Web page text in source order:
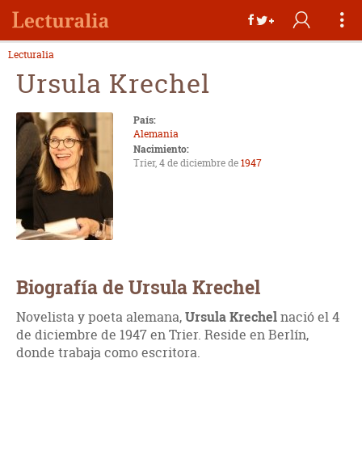
Lecturalia
Ursula Krechel
País:
Alemania
Nacimiento:
Trier, 4 de diciembre de1947
Biografía de Ursula Krechel
Novelista y poeta alemana,Ursula Krechelnació el 4
de diciembre de 1947 en Trier. Reside en Berlín,
donde trabaja como escritora.